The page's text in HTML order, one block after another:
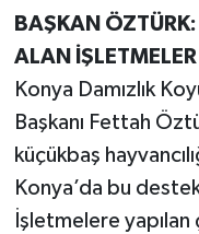
BAŞKAN
ALAN
Konya Damızlık
Başkanı Fettah
küçükbaş
Konya’da bu
İşletmelere